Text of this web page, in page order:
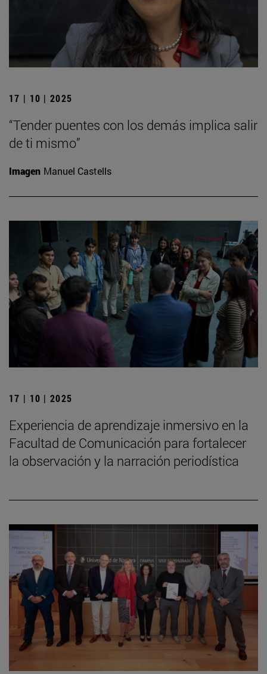
17 | 10 | 2025
“Tender puentes con los demás implica salir
de ti mismo”
Imagen Manuel Castells
17 | 10 | 2025
Experiencia de aprendizaje inmersivo en la
Facultad de Comunicación para fortalecer
la observación y la narración periodística